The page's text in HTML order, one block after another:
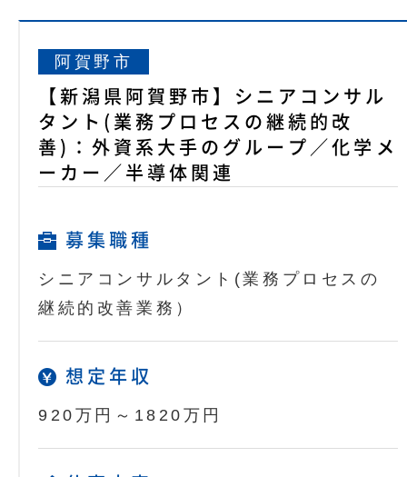
阿賀野市
【新潟県阿賀野市】シニアコンサル
タント(業務プロセスの継続的改
善)：外資系大手のグループ／化学メ
ーカー／半導体関連
募集職種
シニアコンサルタント(業務プロセスの
継続的改善業務）
想定年収
920万円～1820万円